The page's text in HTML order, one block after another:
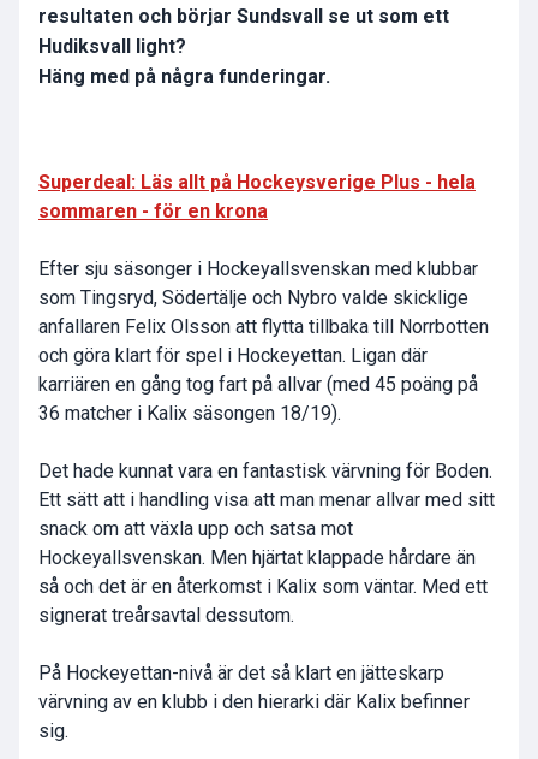
resultaten och börjar Sundsvall se ut som ett
Hudiksvall light?
Häng med på några funderingar.
Superdeal: Läs allt på Hockeysverige Plus - hela
sommaren - för en krona
Efter sju säsonger i Hockeyallsvenskan med klubbar
som Tingsryd, Södertälje och Nybro valde skicklige
anfallaren Felix Olsson att flytta tillbaka till Norrbotten
och göra klart för spel i Hockeyettan. Ligan där
karriären en gång tog fart på allvar (med 45 poäng på
36 matcher i Kalix säsongen 18/19).
Det hade kunnat vara en fantastisk värvning för Boden.
Ett sätt att i handling visa att man menar allvar med sitt
snack om att växla upp och satsa mot
Hockeyallsvenskan. Men hjärtat klappade hårdare än
så och det är en återkomst i Kalix som väntar. Med ett
signerat treårsavtal dessutom.
På Hockeyettan-nivå är det så klart en jätteskarp
värvning av en klubb i den hierarki där Kalix befinner
sig.